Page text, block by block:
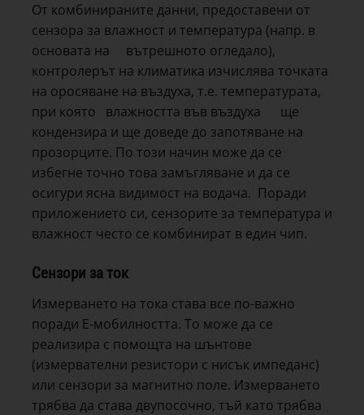
От комбинираните данни, предоставени от
сензора за влажност и температура (напр. в
основата на вътрешното огледало),
контролерът на климатика изчислява точката
на оросяване на въздуха, т.е. температурата,
при която влажността във въздуха ще
кондензира и ще доведе до запотяване на
прозорците. По този начин може да се
избегне точно това замъгляване и да се
осигури ясна видимост на водача. Поради
приложението си, сензорите за температура и
влажност често се комбинират в един чип.
Сензори за ток
Измерването на тока става все по-важно
поради Е-мобилността. То може да се
реализира с помощта на шънтове
(измервателни резистори с нисък импеданс)
или сензори за магнитно поле. Измерването
трябва да става двупосочно, тъй като трябва